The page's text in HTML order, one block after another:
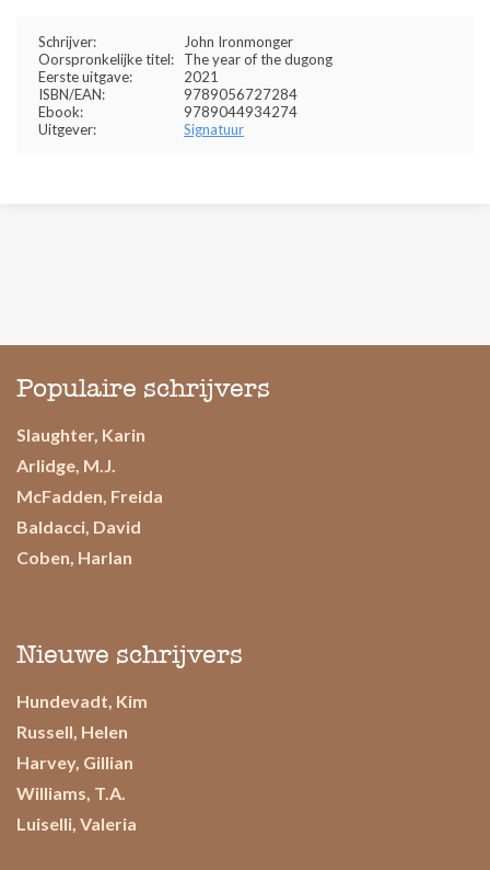
Schrijver:
John Ironmonger
Oorspronkelijke titel:
The year of the dugong
Eerste uitgave:
2021
ISBN/EAN:
9789056727284
Ebook:
9789044934274
Uitgever:
Signatuur
Populaire schrijvers
Slaughter, Karin
Arlidge, M.J.
McFadden, Freida
Baldacci, David
Coben, Harlan
Nieuwe schrijvers
Hundevadt, Kim
Russell, Helen
Harvey, Gillian
Williams, T.A.
Luiselli, Valeria